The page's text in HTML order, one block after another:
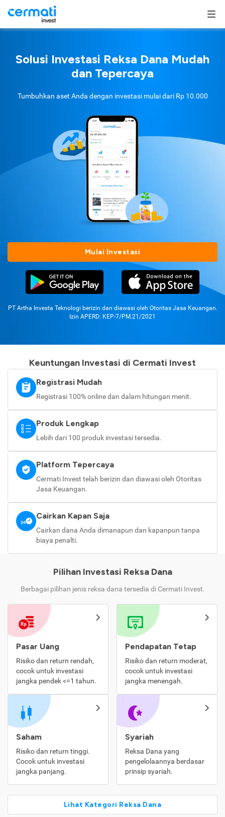
Solusi Investasi Reksa Dana Mudah
dan Tepercaya
Tumbuhkan aset Anda dengan investasi mulai dari Rp 10.000
Mulai Investasi
PT Artha Investa Teknologi berizin dan diawasi oleh Otoritas Jasa Keuangan.
Izin APERD: KEP-7/PM.21/2021
Keuntungan Investasi di Cermati Invest
Registrasi Mudah
Registrasi 100% online dan dalam hitungan menit.
Produk Lengkap
Lebih dari 100 produk investasi tersedia.
Platform Tepercaya
Cermati Invest telah berizin dan diawasi oleh Otoritas
Jasa Keuangan.
Cairkan Kapan Saja
Cairkan dana Anda dimanapun dan kapanpun tanpa
biaya penalti.
Pilihan Investasi Reksa Dana
Berbagai pilihan jenis reksa dana tersedia di Cermati Invest.
Pasar Uang
Risiko dan return rendah,
cocok untuk investasi
jangka pendek <=1 tahun.
Pendapatan Tetap
Risiko dan return moderat,
cocok untuk investasi
jangka menengah.
Saham
Risiko dan return tinggi.
Cocok untuk investasi
jangka panjang.
Syariah
Reksa Dana yang
pengelolaannya berdasar
prinsip syariah.
Lihat Kategori Reksa Dana